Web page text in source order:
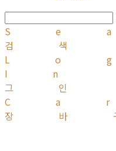
검색
In
그인
장바